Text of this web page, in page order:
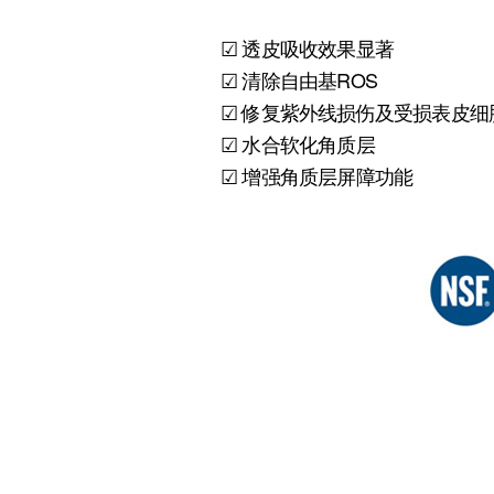
☑ 透皮吸收效果显著
☑ 清除自由基ROS
☑ 修复紫外线损伤及受损表皮细
☑ 水合软化角质层
☑ 增强角质层屏障功能